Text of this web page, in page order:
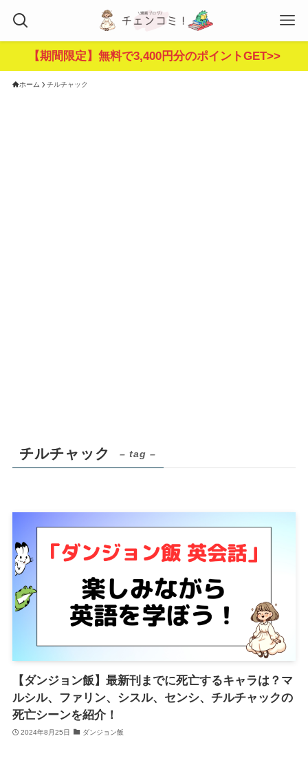
【期間限定】無料で3,400円分のポイントGET>>
ホーム チルチャック
チルチャック – tag –
【ダンジョン飯】最新刊までに死亡するキャラは？マ
ルシル、ファリン、シスル、センシ、チルチャックの
死亡シーンを紹介！
2024年8月25日 ダンジョン飯